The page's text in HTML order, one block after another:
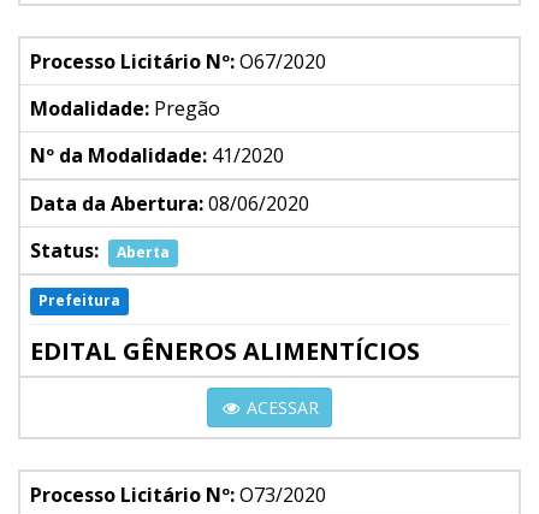
Processo Licitário Nº:O67/2020
Modalidade: Pregão
Nº da Modalidade: 41/2020
Data da Abertura:08/06/2020
Status:
Aberta
Prefeitura
EDITAL GÊNEROS ALIMENTÍCIOS
ACESSAR
Processo Licitário Nº:O73/2020